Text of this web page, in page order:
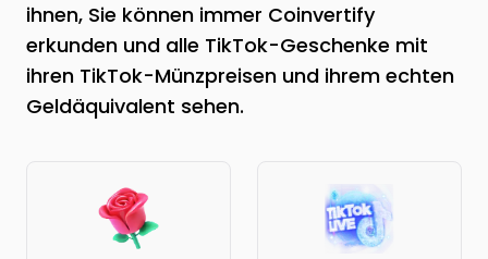
ihnen, Sie können immer Coinvertify
erkunden und alle TikTok-Geschenke mit
ihren TikTok-Münzpreisen und ihrem echten
Geldäquivalent sehen.